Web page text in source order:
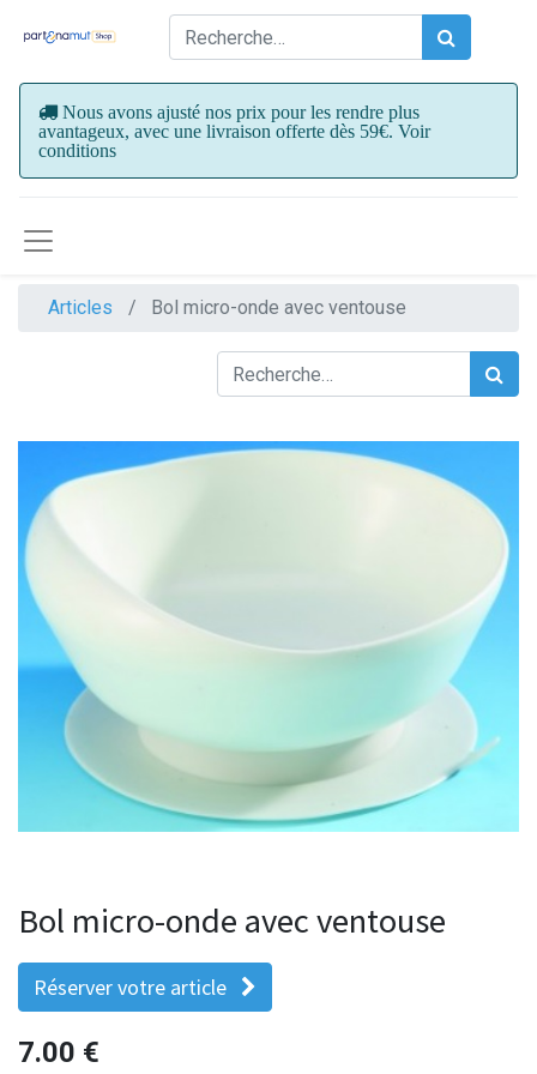
Nous avons ajusté nos prix pour les rendre plus
avantageux, avec une livraison offerte dès 59€. Voir
conditions
Articles Bol micro-onde avec ventouse
Bol micro-onde avec ventouse
Réserver votre article
7.00 €